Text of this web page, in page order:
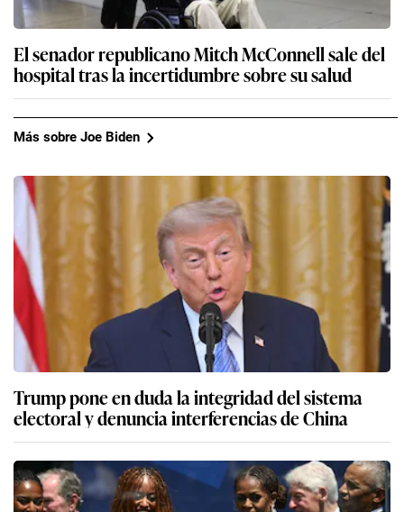
El senador republicano Mitch McConnell sale del
hospital tras la incertidumbre sobre su salud
Más sobre Joe Biden
Trump pone en duda la integridad del sistema
electoral y denuncia interferencias de China